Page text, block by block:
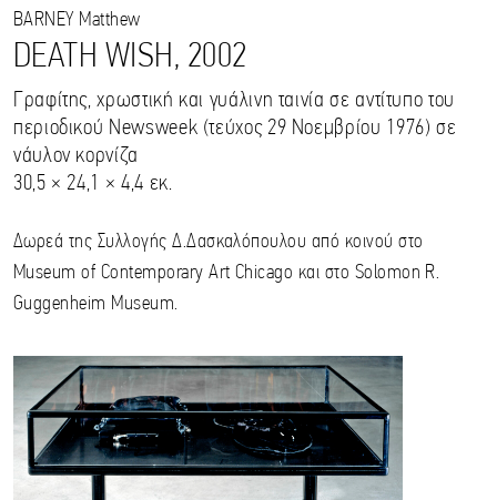
BARNEY Matthew
DEATH WISH, 2002
Γραφίτης, χρωστική και γυάλινη ταινία σε αντίτυπο του
περιοδικού Newsweek (τεύχος 29 Νοεμβρίου 1976) σε
νάυλον κορνίζα
30,5 × 24,1 × 4,4 εκ.
Δωρεά της Συλλογής Δ.Δασκαλόπουλου από κοινού στο
Museum of Contemporary Art Chicago και στο Solomon R.
Guggenheim Museum.